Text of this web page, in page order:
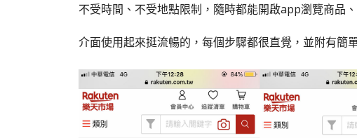
不受時間、不受地點限制，隨時都能開啟app瀏覽商品
介面使用起來挺流暢的，每個步驟都很直覺，並附有簡